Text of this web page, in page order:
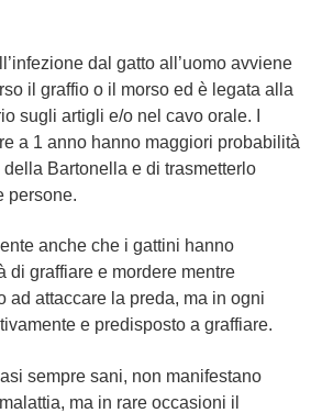
dal gatto all’uomo avviene
il graffio o il morso ed è legata alla
sugli artigli e/o nel cavo orale. I
a 1 anno hanno maggiori probabilità
Bartonella e di trasmetterlo
persone.
anche che i gattini hanno
di graffiare e mordere mentre
ad attaccare la preda, ma in ogni
e predisposto a graffiare.
sempre sani, non manifestano
ma in rare occasioni il